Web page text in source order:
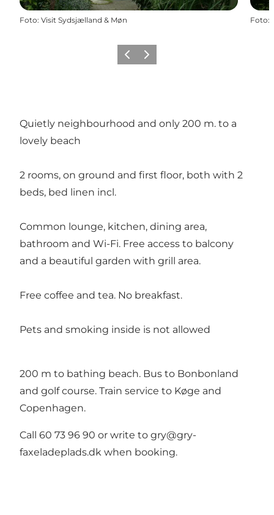
Foto: Visit Sydsjælland & Møn Foto:
Vorige Volgende
Quietly neighbourhood and only 200 m. to a
lovely beach
2 rooms, on ground and first floor, both with 2
beds, bed linen incl.
Common lounge, kitchen, dining area,
bathroom and Wi-Fi. Free access to balcony
and a beautiful garden with grill area.
Free coffee and tea. No breakfast.
Pets and smoking inside is not allowed
200 m to bathing beach. Bus to Bonbonland
and golf course. Train service to Køge and
Copenhagen.
Call 60 73 96 90 or write to gry@gry-
faxeladeplads.dk when booking.